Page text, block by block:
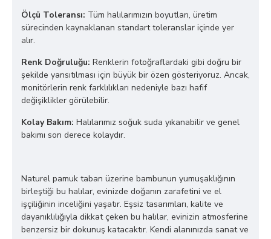
Ölçü Toleransı: Tüm halılarımızın boyutları, üretim
sürecinden kaynaklanan standart toleranslar içinde yer
alır.
Renk Doğruluğu: Renklerin fotoğraflardaki gibi doğru bir
şekilde yansıtılması için büyük bir özen gösteriyoruz. Ancak,
monitörlerin renk farklılıkları nedeniyle bazı hafif
değişiklikler görülebilir.
Kolay Bakım: Halılarımız soğuk suda yıkanabilir ve genel
bakımı son derece kolaydır.
Naturel pamuk taban üzerine bambunun yumuşaklığının
birleştiği bu halılar, evinizde doğanın zarafetini ve el
işçiliğinin inceliğini yaşatır. Eşsiz tasarımları, kalite ve
dayanıklılığıyla dikkat çeken bu halılar, evinizin atmosferine
benzersiz bir dokunuş katacaktır. Kendi alanınızda sanat ve